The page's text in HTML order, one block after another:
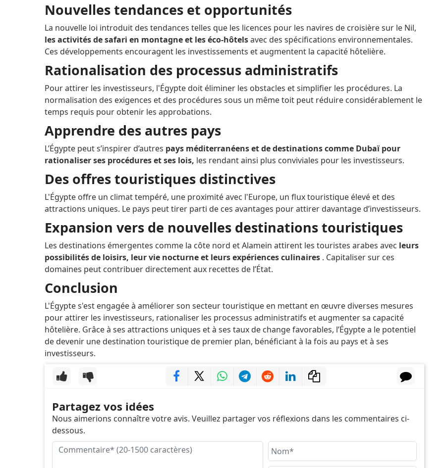
Nouvelles tendances et opportunités
La nouvelle loi introduit des tendances telles que les licences pour les navires de croisière sur le Nil,
les activités de safari en montagne et les éco-hôtelsavec des spécifications environnementales.
Ces développements encouragent les investissements et augmentent la capacité hôtelière.
Rationalisation des processus administratifs
Pour attirer les investisseurs, l'Égypte doit éliminer les obstacles et simplifier les procédures. La
normalisation des exigences et des procédures sous un même toit peut réduire considérablement le
temps requis pour obtenir les approbations.
Apprendre des autres pays
L’Égypte peut s’inspirer d’autres pays méditerranéens et de destinations comme Dubaï pour
rationaliser ses procédures et ses lois, les rendant ainsi plus conviviales pour les investisseurs.
Des offres touristiques distinctives
L'Égypte offre un climat tempéré, une proximité avec l'Europe, un flux touristique élevé et des
attractions uniques. Le pays peut tirer parti de ces avantages pour attirer davantage d’investisseurs.
Expansion vers de nouvelles destinations touristiques
Les destinations émergentes comme la côte nord et Alamein attirent les touristes arabes avec leurs
possibilités de loisirs, leur vie nocturne et leurs expériences culinaires . Capitaliser sur ces
domaines peut contribuer directement aux recettes de l’État.
Conclusion
L'Égypte s'est engagée à améliorer son secteur touristique en mettant en œuvre diverses mesures
pour attirer les investisseurs, rationaliser les processus administratifs et augmenter sa capacité
hôtelière. Grâce à ses attractions uniques et à ses taux de change favorables, l’Égypte a le potentiel
de devenir une destination touristique de premier plan, bénéficiant à la fois au pays et à ses
investisseurs.
Partagez vos idées
Nous aimerions connaître votre avis. Veuillez partager vos réflexions dans les commentaires ci-
dessous.